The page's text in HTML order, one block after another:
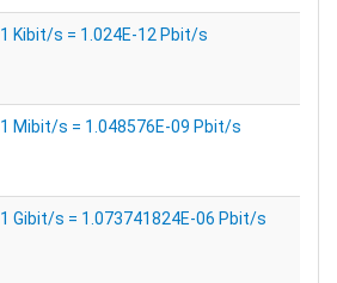
1 Kibit/s = 1.024E-12 Pbit/s
1 Mibit/s = 1.048576E-09 Pbit/s
1 Gibit/s = 1.073741824E-06 Pbit/s